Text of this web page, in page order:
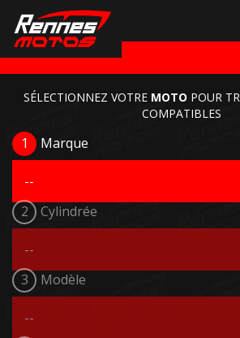
SÉLECTIONNEZ VOTRE MOTO POUR
COMPATIBLES
1 Marque
2 Cylindrée
3 Modèle